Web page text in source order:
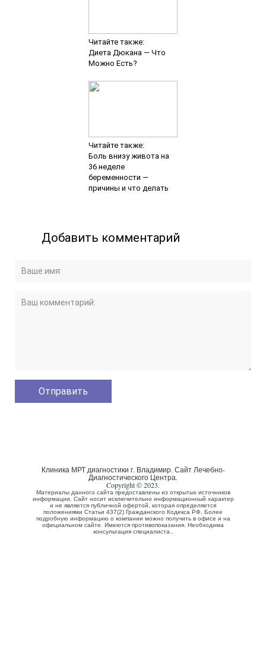
Читайте также:
Диета Дюкана — Что
Можно Есть?
Читайте также:
Боль внизу живота на
36 неделе
беременности —
причины и что делать
Добавить комментарий
Клиника МРТ диагностики г. Владимир. Сайт Лечебно-
Диагностического Центра.
Copyright © 2023.
Материалы данного сайта предоставлены из открытых источников
информации. Сайт носит исключительно информационный характер
и не является публичной офертой, которая определяется
положениями Статьи 437(2) Гражданского Кодекса РФ. Более
подробную информацию о компании можно получить в офисе и на
официальном сайте. Имеются противопоказания. Необходима
консультация специалиста..